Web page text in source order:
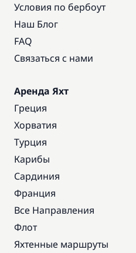
Условия по бербоут
Наш Блог
FAQ
Связаться с нами
Аренда Яхт
Греция
Хорватия
Турция
Карибы
Сардиния
Франция
Все Направления
Флот
Яхтенные маршруты